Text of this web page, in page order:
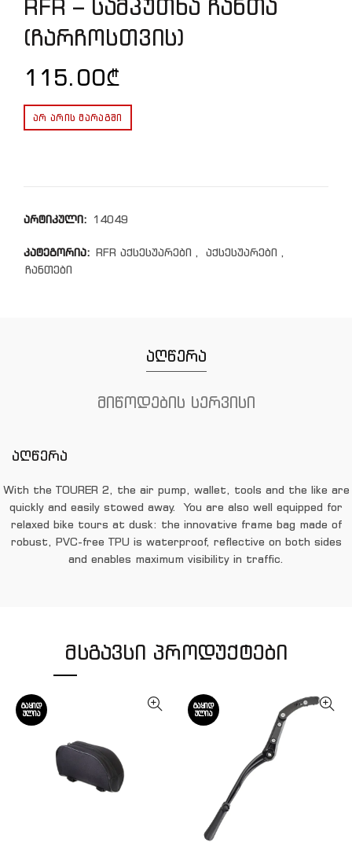
RFR – სამკუთხა ჩანთა
(ჩარჩოსთვის)
115.00₾
ᲐᲠ ᲐᲠᲘᲡ ᲛᲐᲠᲐᲒᲨᲘ
არტიკული: 14049
კატეგორია: RFR აქსესუარები , აქსესუარები ,
ჩანთები
აღწერა
მიწოდების სერვისი
აღწერა
With the TOURER 2, the air pump, wallet, tools and the like are
quickly and easily stowed away. You are also well equipped for
relaxed bike tours at dusk: the innovative frame bag made of
robust, PVC-free TPU is waterproof, reflective on both sides
and enables maximum visibility in traffic.
ᲛᲡᲒᲐᲕᲡᲘ ᲞᲠᲝᲓᲣᲥᲢᲔᲑᲘ
ᲒᲐᲧᲘᲓ
ᲣᲚᲘᲐ
ᲒᲐᲧᲘᲓ
ᲣᲚᲘᲐ